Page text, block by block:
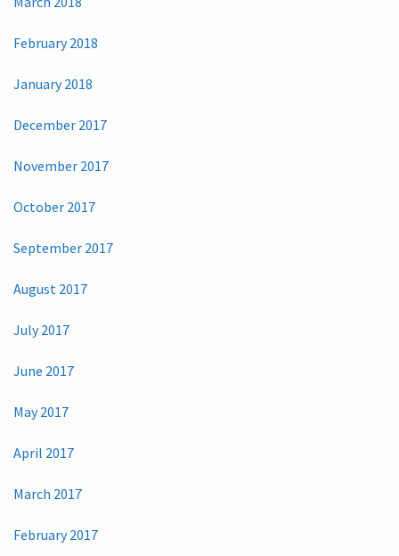
February 2018
January 2018
December 2017
November 2017
October 2017
September 2017
August 2017
July 2017
June 2017
May 2017
April 2017
March 2017
February 2017